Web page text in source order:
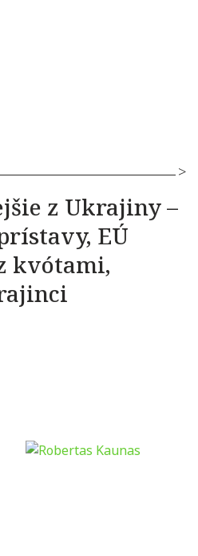
z Ukrajiny –
EÚ
kvótami,